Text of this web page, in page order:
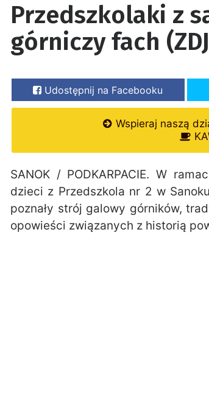
Przedszkolaki z
górniczy fach
Udostępnij na Facebooku
Wspieraj naszą
SANOK / PODKARPACIE. W
dzieci z Przedszkola nr 2 w
poznały strój galowy górników,
opowieści związanych z historią